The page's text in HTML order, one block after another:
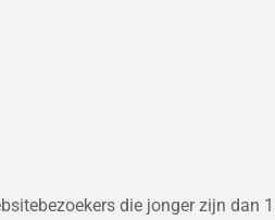
die jonger zijn dan